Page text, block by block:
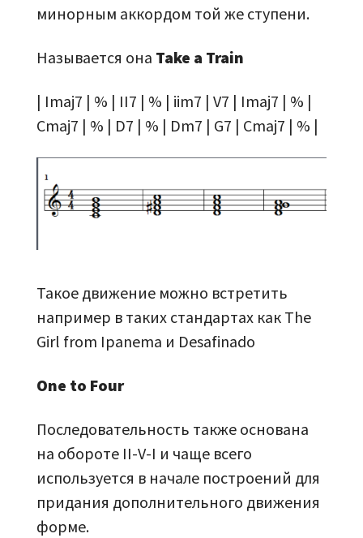
минорным аккордом той же ступени.
Называется она Take a Train
| Imaj7 | % | II7 | % | iim7 | V7 | Imaj7 | % |
Cmaj7 | % | D7 | % | Dm7 | G7 | Cmaj7 | % |
Такое движение можно встретить
например в таких стандартах как The
Girl from Ipanema и Desafinado
One to Four
Последовательность также основана
на обороте II-V-I и чаще всего
используется в начале построений для
придания дополнительного движения
форме.